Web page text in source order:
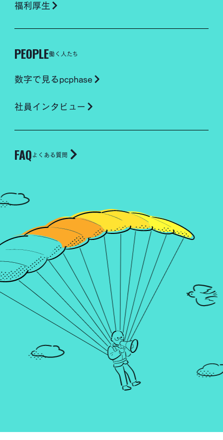
福利厚生
PEOPLE働く人たち
数字で見るpcphase
社員インタビュー
FAQよくある質問